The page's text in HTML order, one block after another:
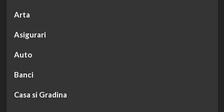
Arta
Asigurari
Auto
Banci
Casa si Gradina